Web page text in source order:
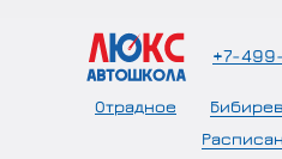
Отрадное
+7-